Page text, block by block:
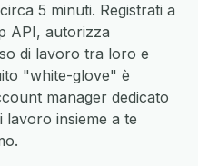
5 minuti. Registrati a
API, autorizza
di lavoro tra loro e
"white-glove" è
manager dedicato
insieme a te